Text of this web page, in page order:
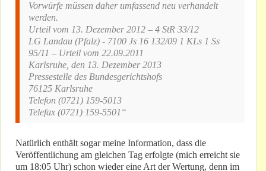
Vorwürfe müssen daher umfassend neu verhandelt
werden.
Urteil vom 13. Dezember 2012 – 4 StR 33/12
LG Landau (Pfalz) - 7100 Js 16 132/09 1 KLs 1 Ss
95/11 – Urteil vom 22.09.2011
Karlsruhe, den 13. Dezember 2013
Pressestelle des Bundesgerichtshofs
76125 Karlsruhe
Telefon (0721) 159-5013
Telefax (0721) 159-5501“
Natürlich enthält sogar meine Information, dass die
Veröffentlichung am gleichen Tag erfolgte (mich erreicht sie
um 18:05 Uhr) schon wieder eine Art der Wertung, denn im